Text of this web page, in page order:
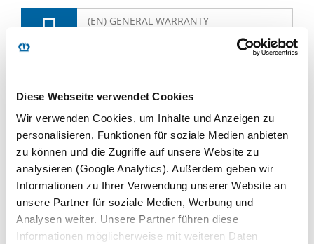
Diese Webseite verwendet Cookies
Wir verwenden Cookies, um Inhalte und Anzeigen zu
personalisieren, Funktionen für soziale Medien anbieten
zu können und die Zugriffe auf unsere Website zu
analysieren (Google Analytics). Außerdem geben wir
Informationen zu Ihrer Verwendung unserer Website an
unsere Partner für soziale Medien, Werbung und
Analysen weiter. Unsere Partner führen diese
Informationen möglicherweise mit weiteren Daten
(EN) GENERAL WARRANTY
PDF (2 MB)
PDF
GENERALES DE GARANTÍA
DEL EJE KRONE
PDF
(FR) CONDITIONS GÉNÉRALES
DE GARANTIE DES ESSIEUX
KRONE
KB)
(HU) KRONE TENGELYEK
ÁLTALÁNOS GARANCIA-